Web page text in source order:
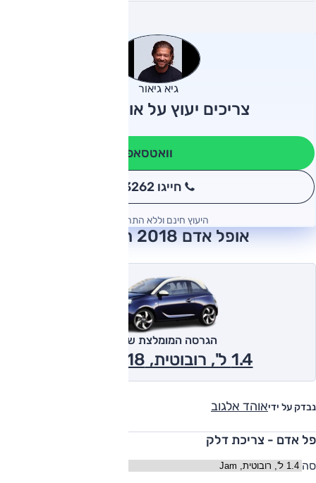
גיא גיאור
צריכים יעוץ על אופל אדם?
וואטסאפ
חייגו 3262
היעוץ חינם וללא התחייבות
אופל אדם 2018 חוות דעת
נבדק על ידיאוהד אלגוב
הגרסה המומלצת של אוטו
1.4 ל', רובוטית, Jam 2018
אדם - צריכת דלק